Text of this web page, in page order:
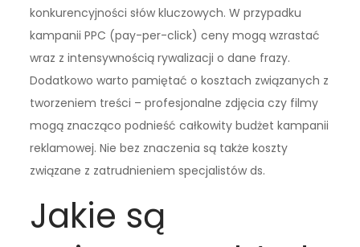
konkurencyjności słów kluczowych. W przypadku
kampanii PPC (pay-per-click) ceny mogą wzrastać
wraz z intensywnością rywalizacji o dane frazy.
Dodatkowo warto pamiętać o kosztach związanych z
tworzeniem treści – profesjonalne zdjęcia czy filmy
mogą znacząco podnieść całkowity budżet kampanii
reklamowej. Nie bez znaczenia są także koszty
związane z zatrudnieniem specjalistów ds.
Jakie są